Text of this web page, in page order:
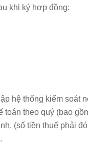
khi ký hợp đồng:
hệ thống kiểm soát
toán theo quý (bao
(số tiền thuế phải